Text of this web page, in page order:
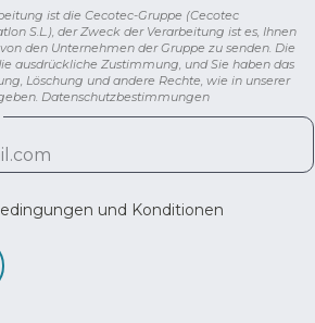
ist die Cecotec-Gruppe (Cecotec
S.L.), der Zweck der Verarbeitung ist es, Ihnen
den Unternehmen der Gruppe zu senden. Die
ausdrückliche Zustimmung, und Sie haben das
Löschung und andere Rechte, wie in unserer
Datenschutzbestimmungen
und Konditionen